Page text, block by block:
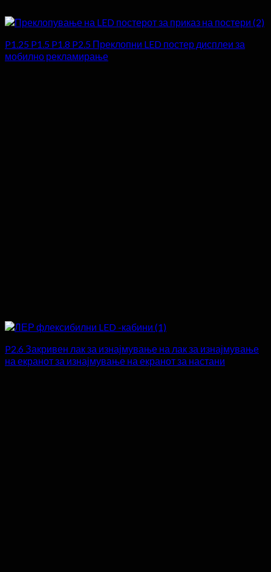
P1.25 P1.5 P1.8 P2.5 Преклопни LED постер дисплеи за
мобилно рекламирање
P2.6 Закривен лак за изнајмување на лак за изнајмување
на екранот за изнајмување на екранот за настани